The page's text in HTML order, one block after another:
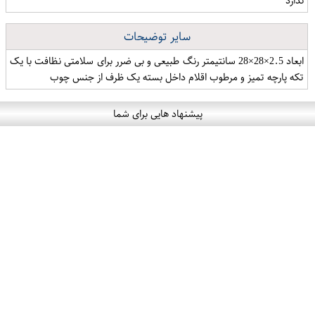
سایر توضیحات
ابعاد 2.5×28×28 سانتیمتر رنگ طبیعی و بی ضرر برای سلامتی نظافت با یک
تکه پارچه تمیز و مرطوب اقلام داخل بسته یک ظرف از جنس چوب
پیشنهاد هایی برای شما